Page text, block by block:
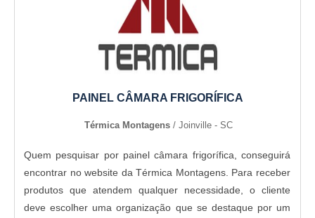
PAINEL CÂMARA FRIGORÍFICA
Térmica Montagens / Joinville - SC
Quem pesquisar por painel câmara frigorífica, conseguirá
encontrar no website da Térmica Montagens. Para receber
produtos que atendem qualquer necessidade, o cliente
deve escolher uma organização que se destaque por um